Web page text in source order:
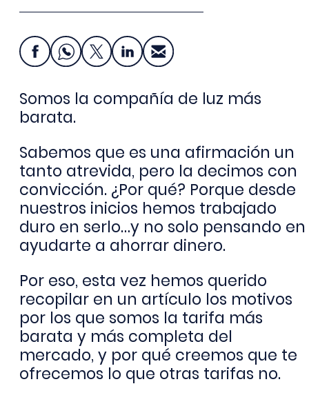
Somos la compañía de luz más
barata.
Sabemos que es una afirmación un
tanto atrevida, pero la decimos con
convicción. ¿Por qué? Porque desde
nuestros inicios hemos trabajado
duro en serlo…y no solo pensando en
ayudarte a ahorrar dinero.
Por eso, esta vez hemos querido
recopilar en un artículo los motivos
por los que somos la tarifa más
barata y más completa del
mercado, y por qué creemos que te
ofrecemos lo que otras tarifas no.